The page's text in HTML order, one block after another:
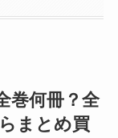
巻何冊？全
まとめ買